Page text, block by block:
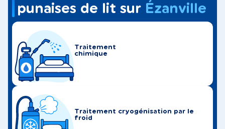
punaises de lit sur Ézanville
Traitement
chimique
Traitement cryogénisation par le
froid